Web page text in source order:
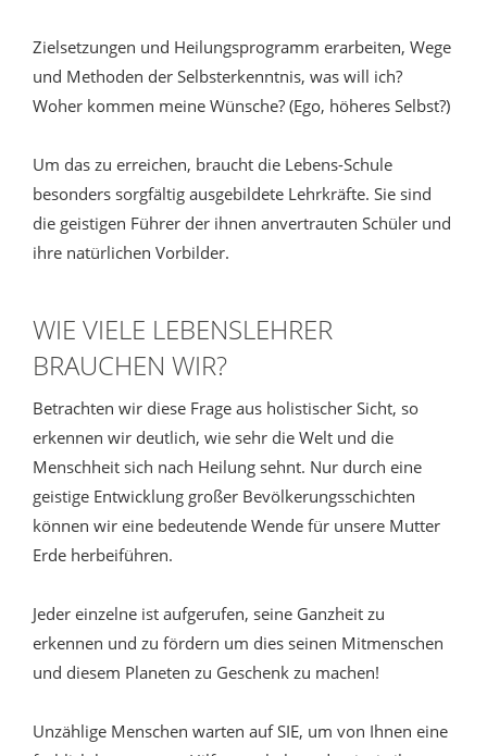
Zielsetzungen und Heilungsprogramm erarbeiten, Wege
und Methoden der Selbsterkenntnis, was will ich?
Woher kommen meine Wünsche? (Ego, höheres Selbst?)
Um das zu erreichen, braucht die Lebens-Schule
besonders sorgfältig ausgebildete Lehrkräfte. Sie sind
die geistigen Führer der ihnen anvertrauten Schüler und
ihre natürlichen Vorbilder.
WIE VIELE LEBENSLEHRER
BRAUCHEN WIR?
Betrachten wir diese Frage aus holistischer Sicht, so
erkennen wir deutlich, wie sehr die Welt und die
Menschheit sich nach Heilung sehnt. Nur durch eine
geistige Entwicklung großer Bevölkerungsschichten
können wir eine bedeutende Wende für unsere Mutter
Erde herbeiführen.
Jeder einzelne ist aufgerufen, seine Ganzheit zu
erkennen und zu fördern um dies seinen Mitmenschen
und diesem Planeten zu Geschenk zu machen!
Unzählige Menschen warten auf SIE, um von Ihnen eine